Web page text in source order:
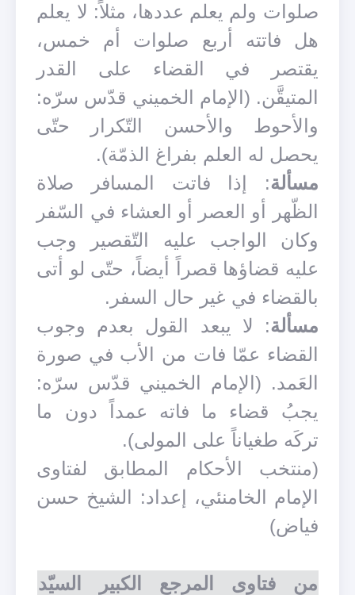
صلوات ولم يعلم عددها، مثلاً: لا يعلم
هل فاتته أربع صلوات أم خمس،
يقتصر في القضاء على القدر
المتيقَّن. (الإمام الخميني قدّس سرّه:
والأحوط والأحسن التّكرار حتّى
يحصل له العلم بفراغ الذمّة).
مسألة: إذا فاتت المسافر صلاة
الظّهر أو العصر أو العشاء في السّفر
وكان الواجب عليه التّقصير وجب
عليه قضاؤها قصراً أيضاً، حتّى لو أتى
بالقضاء في غير حال السفر.
مسألة: لا يبعد القول بعدم وجوب
القضاء عمّا فات من الأب في صورة
العَمد. (الإمام الخميني قدّس سرّه:
يجبُ قضاء ما فاته عمداً دون ما
تركَه طغياناً على المولى).
(منتخب الأحكام المطابق لفتاوى
الإمام الخامنئي، إعداد: الشيخ حسن
فياض)
من فتاوى المرجع الكبير السيّد